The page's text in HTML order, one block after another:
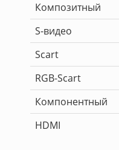
Композитный
S-видео
Scart
RGB-Scart
Компонентный
HDMI